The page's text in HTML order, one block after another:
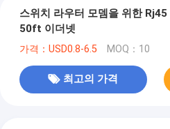
스위치 라우터 모뎀을 위한
50ft 이더넷
가격：USD0.8-6.5 MOQ：10
최고의 가격